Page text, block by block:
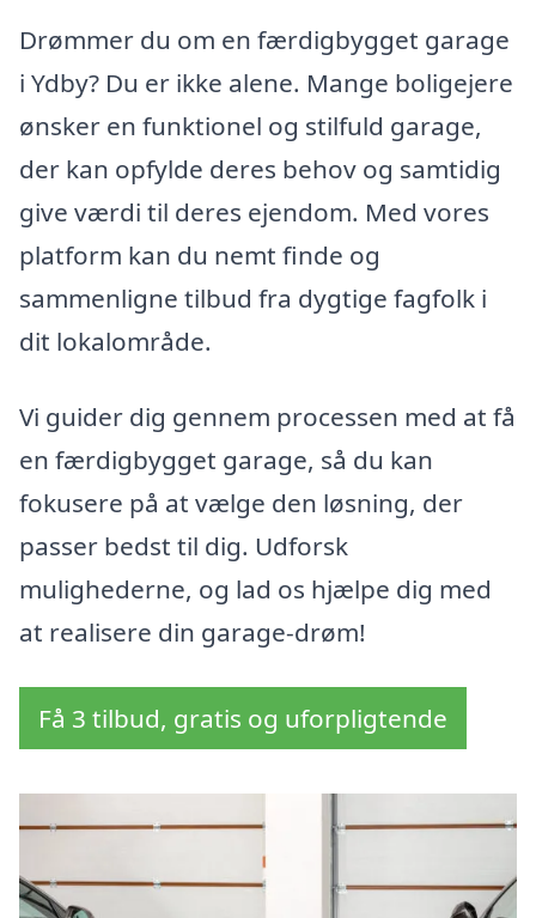
Drømmer du om en færdigbygget garage
i Ydby? Du er ikke alene. Mange boligejere
ønsker en funktionel og stilfuld garage,
der kan opfylde deres behov og samtidig
give værdi til deres ejendom. Med vores
platform kan du nemt finde og
sammenligne tilbud fra dygtige fagfolk i
dit lokalområde.
Vi guider dig gennem processen med at få
en færdigbygget garage, så du kan
fokusere på at vælge den løsning, der
passer bedst til dig. Udforsk
mulighederne, og lad os hjælpe dig med
at realisere din garage-drøm!
Få 3 tilbud, gratis og uforpligtende